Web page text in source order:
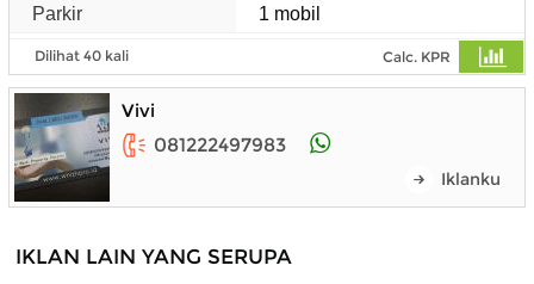
Parkir
1 mobil
Dilihat 40 kali Calc. KPR
Vivi
081222497983
Iklanku
IKLAN LAIN YANG SERUPA